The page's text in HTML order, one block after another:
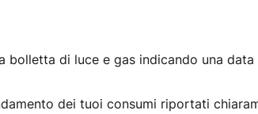
bolletta di luce e gas indicando una
dei tuoi consumi riportati